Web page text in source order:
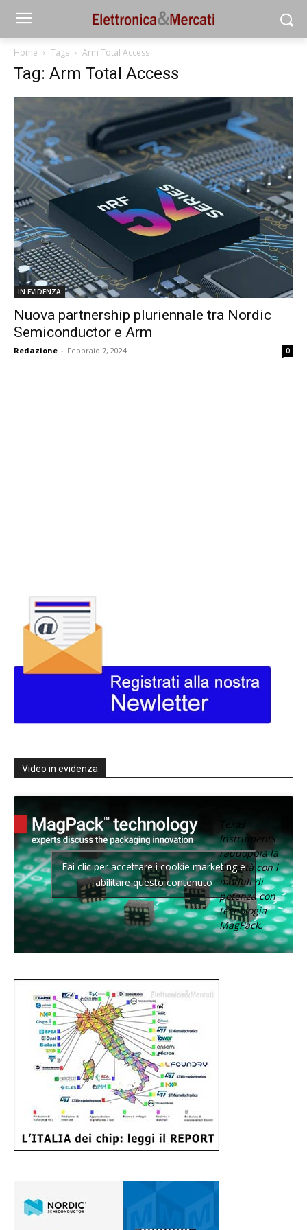
Home Tags Arm Total Access
Tag: Arm Total Access
IN EVIDENZA
Nuova partnership pluriennale tra Nordic
Semiconductor e Arm
Redazione - Febbraio 7, 2024 0
Video in evidenza
Texas
Instruments
raddoppia la
densità con i
moduli di
potenza con
tecnologia
MagPack.
Fai clic per accettare i cookie marketing e
abilitare questo contenuto